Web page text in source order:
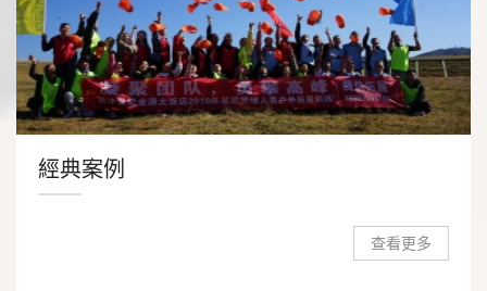
經典案例
查看更多